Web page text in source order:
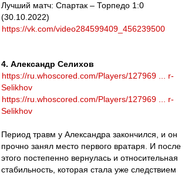
Лучший матч: Спартак – Торпедо 1:0
(30.10.2022)
https://vk.com/video284599409_456239500
4. Александр Селихов
https://ru.whoscored.com/Players/127969 ... r-
Selikhov
https://ru.whoscored.com/Players/127969 ... r-
Selikhov
Период травм у Александра закончился, и он
прочно занял место первого вратаря. И после
этого постепенно вернулась и относительная
стабильность, которая стала уже следствием